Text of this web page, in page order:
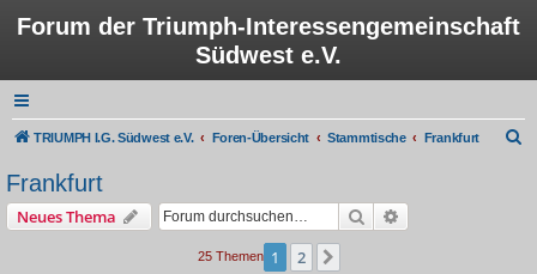
Forum der Triumph-Interessengemeinschaft
Südwest e.V.
TRIUMPH I.G. Südwest e.V. Foren-Übersicht Stammtische Frankfurt
Frankfurt
Neues Thema Suche
25 Themen 1 2